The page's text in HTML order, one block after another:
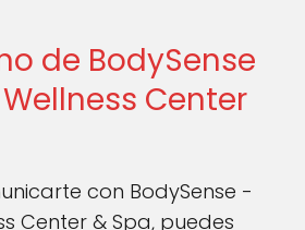
de BodySense
Center
con BodySense -
Center & Spa, puedes